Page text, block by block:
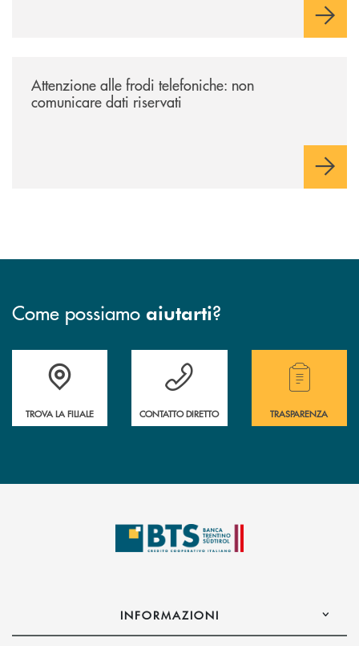
Attenzione alle frodi telefoniche: non
comunicare dati riservati
Come possiamo aiutarti?
Accedi all' elenco completo delle filiali.
TROVA LA FILIALE
Hai bisogno di assistenza immediata?
CONTATTO DIRETTO
Hai bisogno di
TRASPARENZA
INFORMAZIONI